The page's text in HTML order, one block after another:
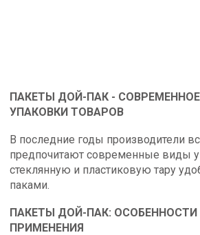
ПАКЕТЫ ДОЙ-ПАК -
УПАКОВКИ ТОВАРОВ
В последние годы производители
предпочитают современные виды
стеклянную и пластиковую тару
паками.
ПАКЕТЫ ДОЙ-ПАК: ОСОБЕННОСТИ
ПРИМЕНЕНИЯ